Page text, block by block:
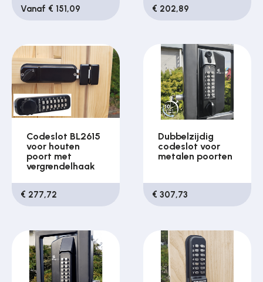
Vanaf € 151,09 € 202,89
Codeslot BL2615
voor houten
poort met
vergrendelhaak
€ 277,72
Dubbelzijdig
codeslot voor
metalen poorten
€ 307,73